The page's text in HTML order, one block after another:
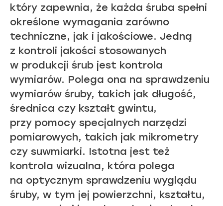
który zapewnia, że każda śruba spełni
określone wymagania zarówno
techniczne, jak i jakościowe. Jedną
z kontroli jakości stosowanych
w produkcji śrub jest kontrola
wymiarów. Polega ona na sprawdzeniu
wymiarów śruby, takich jak długość,
średnica czy kształt gwintu,
przy pomocy specjalnych narzędzi
pomiarowych, takich jak mikrometry
czy suwmiarki. Istotna jest też
kontrola wizualna, która polega
na optycznym sprawdzeniu wyglądu
śruby, w tym jej powierzchni, kształtu,